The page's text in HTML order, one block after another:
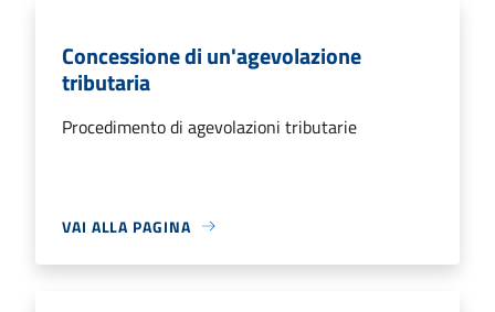
Concessione di un'agevolazione
tributaria
Procedimento di agevolazioni tributarie
VAI ALLA PAGINA